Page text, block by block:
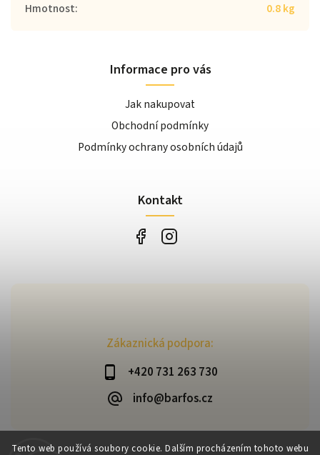
Tento web používá soubory cookie. Dalším procházením tohoto webu
Hmotnost: 0.8 kg
Zákaznická podpora:
+420 731 263 730
info@barfos.cz
Informace pro vás
Jak nakupovat
Obchodní podmínky
Podmínky ochrany osobních údajů
Kontakt